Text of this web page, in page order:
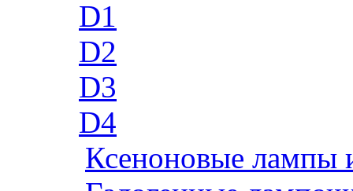
D1
D2
D3
D4
Ксеноновые лампы